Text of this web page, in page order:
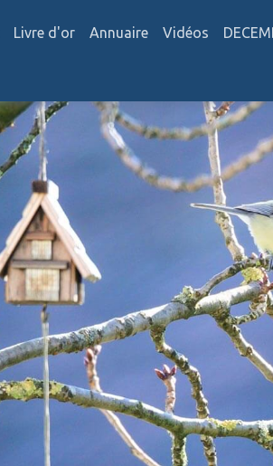
Livre d'or Annuaire Vidéos